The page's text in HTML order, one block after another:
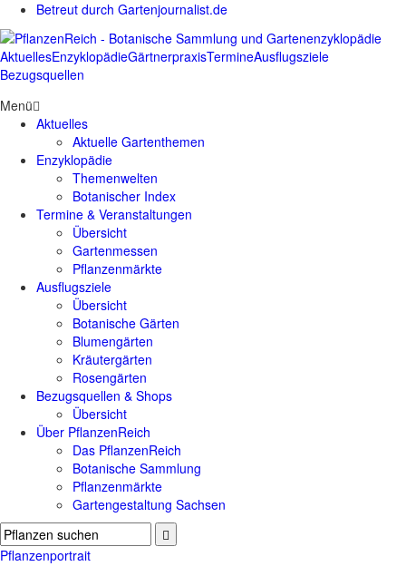
Betreut durch Gartenjournalist.de
AktuellesEnzyklopädieGärtnerpraxisTermineAusflugsziele
Bezugsquellen
Menü
Aktuelles
Aktuelle Gartenthemen
Enzyklopädie
Themenwelten
Botanischer Index
Termine & Veranstaltungen
Übersicht
Gartenmessen
Pflanzenmärkte
Ausflugsziele
Übersicht
Botanische Gärten
Blumengärten
Kräutergärten
Rosengärten
Bezugsquellen & Shops
Übersicht
Über PflanzenReich
Das PflanzenReich
Botanische Sammlung
Pflanzenmärkte
Gartengestaltung Sachsen
Pflanzenportrait